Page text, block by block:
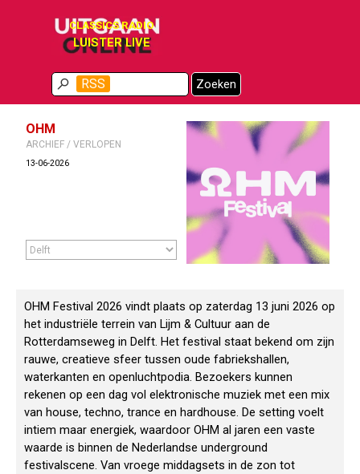
CLASSICS RADIO
LUISTER LIVE
Zoeken
RSS
Menu overslaan
OHM
ARCHIEF / VERLOPEN
13-06-2026
OHM Festival 2026 vindt plaats op zaterdag 13 juni 2026 op
het industriële terrein van Lijm & Cultuur aan de
Rotterdamseweg in Delft. Het festival staat bekend om zijn
rauwe, creatieve sfeer tussen oude fabriekshallen,
waterkanten en openluchtpodia. Bezoekers kunnen
rekenen op een dag vol elektronische muziek met een mix
van house, techno, trance en hardhouse. De setting voelt
intiem maar energiek, waardoor OHM al jaren een vaste
waarde is binnen de Nederlandse underground
festivalscene. Van vroege middagsets in de zon tot